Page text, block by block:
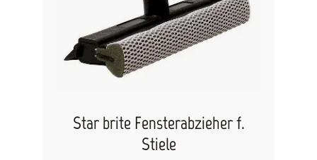
Star brite Fensterabzieher f.
Stiele